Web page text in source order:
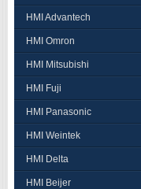
HMI Advantech
HMI Omron
HMI Mitsubishi
HMI Fuji
HMI Panasonic
HMI Weintek
HMI Delta
HMI Beijer